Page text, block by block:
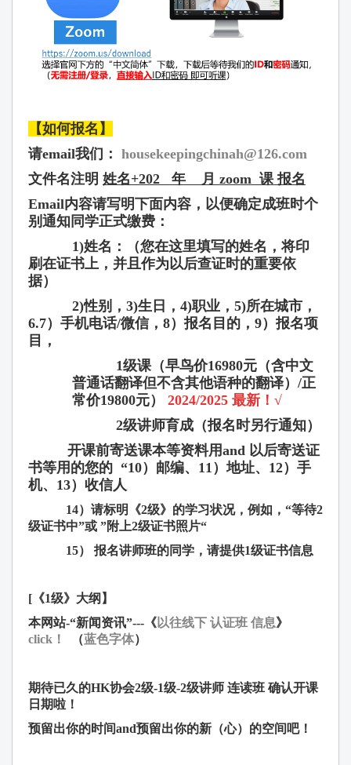
【如何报名】
请email我们： housekeepingchinah@126.com
文件名注明 姓名+202 年 月 zoom 课 报名
Email内容请写明下面内容，以便确定成班时个
别 通知同学正式缴费 ：
1)姓名：
（您在这里填写的姓名，将印
刷在证书上，并且作为以后查证时的重要依
据）
2)性别， 3)生日， 4)职业， 5)所在城市，
6.7）手机电话/微信， 8）报名目的， 9）报名项
目，
1级课（早鸟价16980元（含中文
普通话翻译但不含其他语种的翻译） /正
常价19800元） 2024/2025 最新！ √
2级讲师育成（报名时另行通知）
开课前寄送课本等资料用and 以后寄送证
书等用的您的 “10） 邮编、11）地址、12）手
机、13）收信人
14） 请标明《2级》的学习状况，例如， “等待2
级证书中”或 ”附上2级证书照片“
15） 报名讲师班的同学， 请提供1级证书信息
[ 《1级》大纲 】
本网站-“新闻资讯”--- 《 以往线下 认证班 信息》
click！
（蓝色字体）
期待已久的HK协会2级-1级-2级讲师 连读班 确认开课
日期啦！
预留出你的时间and预留出你的新（心）的空间 吧！